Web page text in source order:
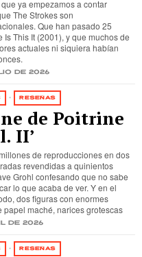
ya empezamos a contar
The Strokes son
Que han pasado 25
Is This It (2001), y que muchos de
actuales ni siquiera habían
de 2026
· RESEÑAS
de Poitrine
II’
de reproducciones en dos
revendidas a quinientos
Grohl confesando que no sabe
lo que acaba de ver. Y en el
dos figuras con enormes
papel maché, narices grotescas
de 2026
· RESEÑAS